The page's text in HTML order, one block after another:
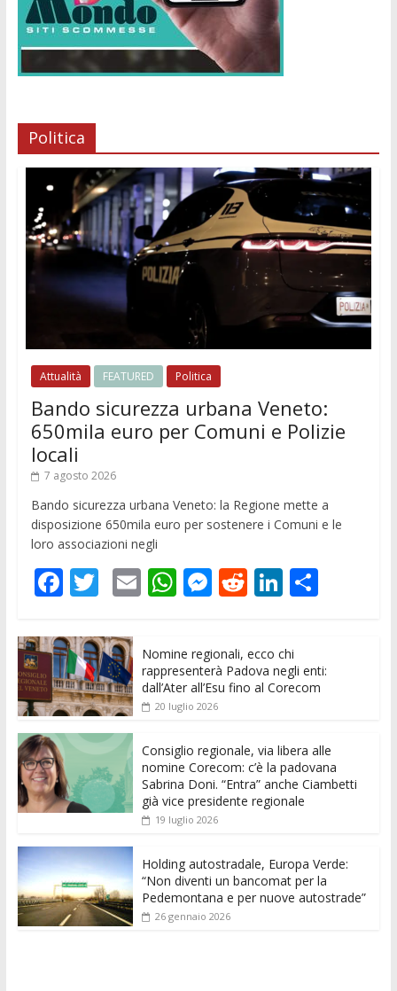
Politica
Attualità FEATURED Politica
Bando sicurezza urbana Veneto:
650mila euro per Comuni e Polizie
locali
7 agosto 2026
Bando sicurezza urbana Veneto: la Regione mette a
disposizione 650mila euro per sostenere i Comuni e le
loro associazioni negli
F
e
b
o
o
k
T
itt
er
E
l
W
s
A
p
p
M
ss
e
n
er
R
di
t
Li
k
e
dI
C
di
vi
Nomine regionali, ecco chi
rappresenterà Padova negli enti:
dall’Ater all’Esu fino al Corecom
20 luglio 2026
Consiglio regionale, via libera alle
nomine Corecom: c’è la padovana
Sabrina Doni. “Entra” anche Ciambetti
già vice presidente regionale
19 luglio 2026
Holding autostradale, Europa Verde:
“Non diventi un bancomat per la
Pedemontana e per nuove autostrade”
26 gennaio 2026